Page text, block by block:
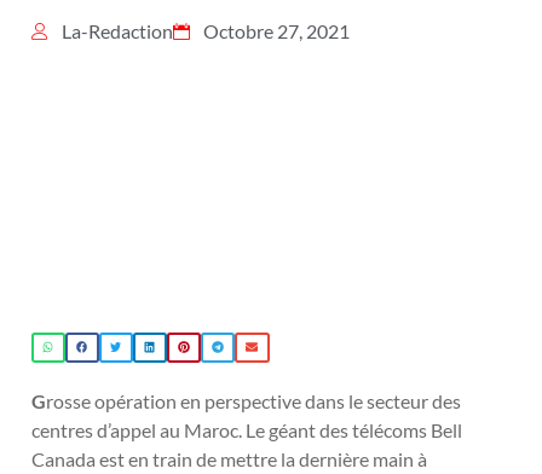
La-Redaction Octobre 27, 2021
Grosse opération en perspective dans le secteur des
centres d’appel au Maroc. Le géant des télécoms Bell
Canada est en train de mettre la dernière main à